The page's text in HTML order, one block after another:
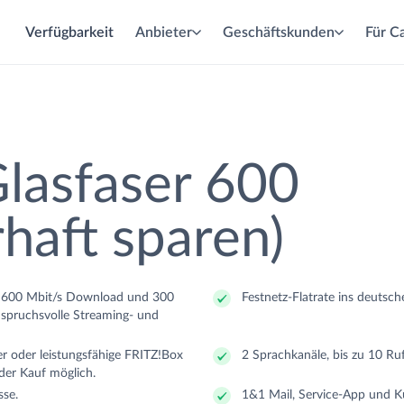
Verfügbarkeit Anbieter Geschäftskunden Für
600
sparen)
Mbit/s Download und 300
Streaming- und
Festnetz-Flatrate ins
oder leistungsfähige FRITZ!Box
Kauf möglich.
2 Sprachkanäle, bis zu 10
1&1 Mail, Service-App und